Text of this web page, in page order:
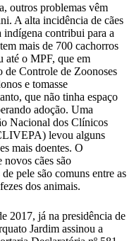
outros problemas vêm
A alta incidência de cães
indígena contribui para a
mais de 700 cachorros
até o MPF, que em
de Controle de Zoonoses
e tomasse
que não tinha espaço
adoção. Uma
Nacional dos Clínicos
levou alguns
mais doentes. O
novos cães são
pele são comuns entre as
dos animais.
2017, já na presidência de
Jardim assinou a